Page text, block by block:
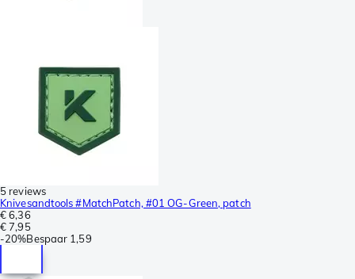
5 reviews
Knivesandtools #MatchPatch, #01 OG-Green, patch
€ 6,36
€ 7,95
-20%Bespaar 1,59